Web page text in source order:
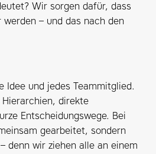
Wir sorgen dafür, dass
– und das nach den
Idee und jedes Teammitglied.
direkte
Entscheidungswege. Bei
gearbeitet, sondern
denn wir ziehen alle an einem